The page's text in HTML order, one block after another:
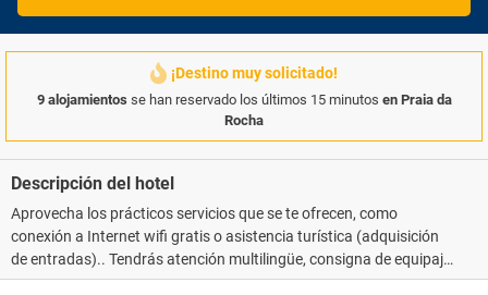
¡Destino muy solicitado!
9 alojamientos se han reservado los últimos 15 minutos en Praia da
Rocha
Descripción del hotel
Aprovecha los prácticos servicios que se te ofrecen, como
conexión a Internet wifi gratis o asistencia turística (adquisición
de entradas).. Tendrás atención multilingüe, consigna de equipaje
y una biblioteca a tu disposición. Se ofrece servicio de transporte